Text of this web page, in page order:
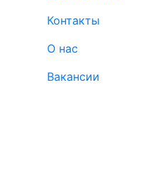
Контакты
О нас
Вакансии